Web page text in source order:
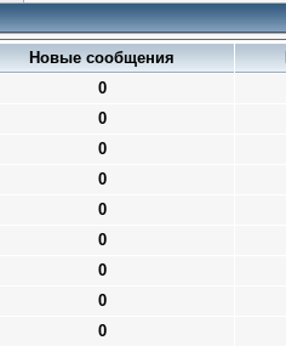
Новые сообщения
0
0
0
0
0
0
0
0
0